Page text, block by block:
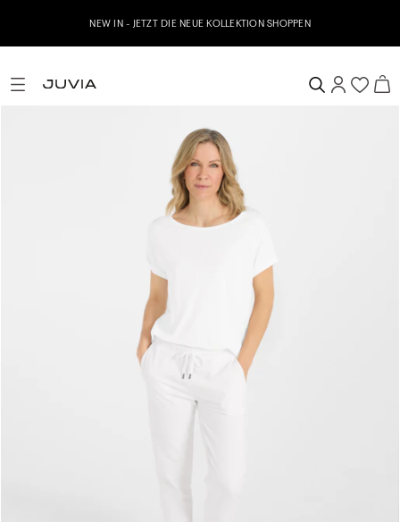
NEW IN - JETZT DIE NEUE KOLLEKTION SHOPPEN